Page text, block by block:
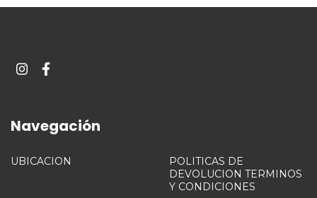
Navegación
UBICACION
POLITICAS DE
DEVOLUCION TERMINOS
Y CONDICIONES